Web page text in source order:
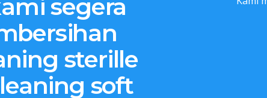
segera
sterille
soft